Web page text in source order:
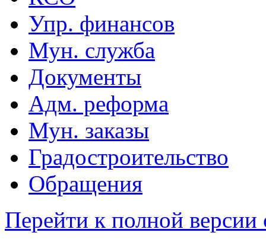
Упр. финансов
Мун. служба
Документы
Адм. реформа
Мун. заказы
Градостроительство
Обращения
Перейти к полной версии